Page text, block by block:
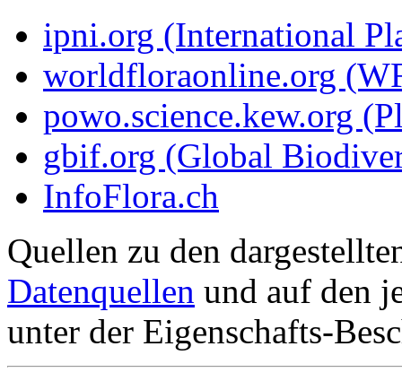
ipni.org (International
worldfloraonline.org
powo.science.kew.org
gbif.org (Global
InfoFlora.ch
Quellen zu den
Datenquellen und auf den
unter der Eigenschafts-